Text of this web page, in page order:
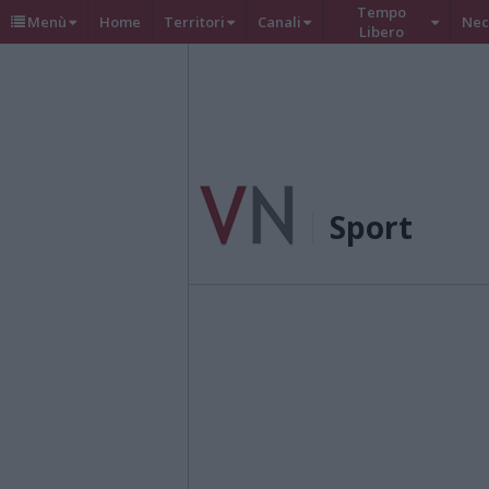
Menù Home Territori Canali
Tempo
Libero
Sport